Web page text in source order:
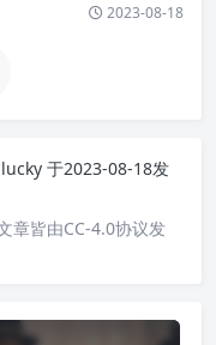
2023-08-18
lucky 于2023-08-18发
章皆由CC-4.0协议发